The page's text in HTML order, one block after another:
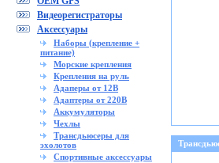
Видеорегистраторы
Аксессуары
Наборы (крепление +
питание)
Морские крепления
Крепления на руль
Адаперы от 12В
Адаптеры от 220В
Аккумуляторы
Чехлы
Трансдьюсеры для
эхолотов
Спортивные аксессуары